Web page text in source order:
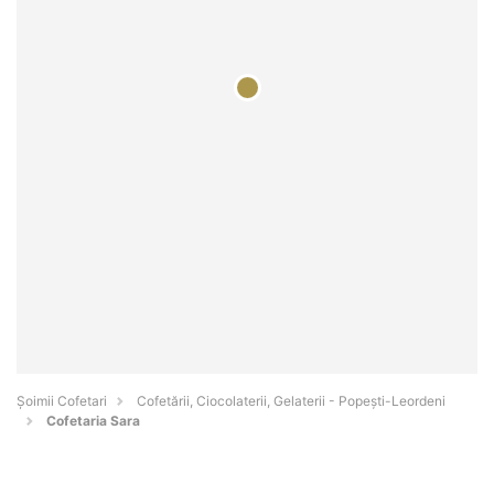
Șoimii Cofetari
Cofetării, Ciocolaterii, Gelaterii - Popeşti-Leordeni
Cofetaria Sara